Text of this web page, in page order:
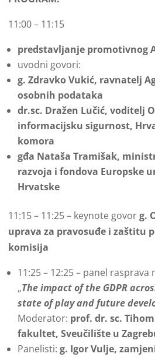
11:00 – 11:15
predstavljanje promotivnog
uvodni govori:
g. Zdravko Vukić, ravnatelj
osobnih podataka
dr.sc. Dražen Lučić, voditelj
informacijsku sigurnost,
komora
gđa Nataša Tramišak,
razvoja i fondova Europske
Hrvatske
11:15 – 11:25 – keynote govorg.
uprava za pravosuđe i zaštitu
komisija
11:25 – 12:25 – panel rasprava
„The impact of the GDPR
state of play and future
Moderator: prof. dr. sc.
fakultet, Sveučilište u
Panelisti: g. Igor Vulje,